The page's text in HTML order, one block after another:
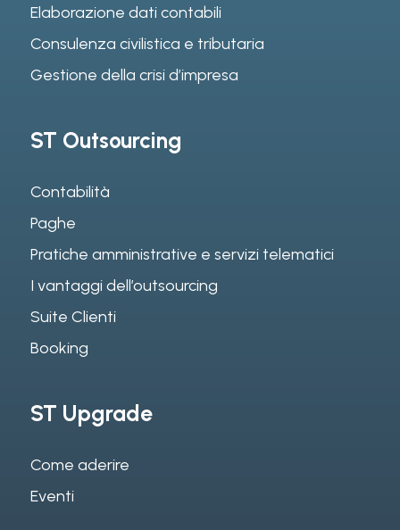
Elaborazione dati contabili
Consulenza civilistica e tributaria
Gestione della crisi d’impresa
ST Outsourcing
Contabilità
Paghe
Pratiche amministrative e servizi telematici
I vantaggi dell’outsourcing
Suite Clienti
Booking
ST Upgrade
Come aderire
Eventi